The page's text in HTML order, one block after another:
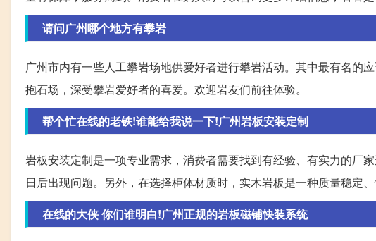
请问广州哪个地方有攀岩
广州市内有一些人工攀岩场地供爱好者进行攀岩活动。其中最有名的
抱石场，深受攀岩爱好者的喜爱。欢迎岩友们前往体验。
帮个忙在线的老铁!谁能给我说一下!广州岩板安装定制
岩板安装定制是一项专业需求，消费者需要找到有经验、有实力的厂
日后出现问题。另外，在选择柜体材质时，实木岩板是一种质量稳定、
在线的大侠 你们谁明白!广州正规的岩板磁铺快装系统